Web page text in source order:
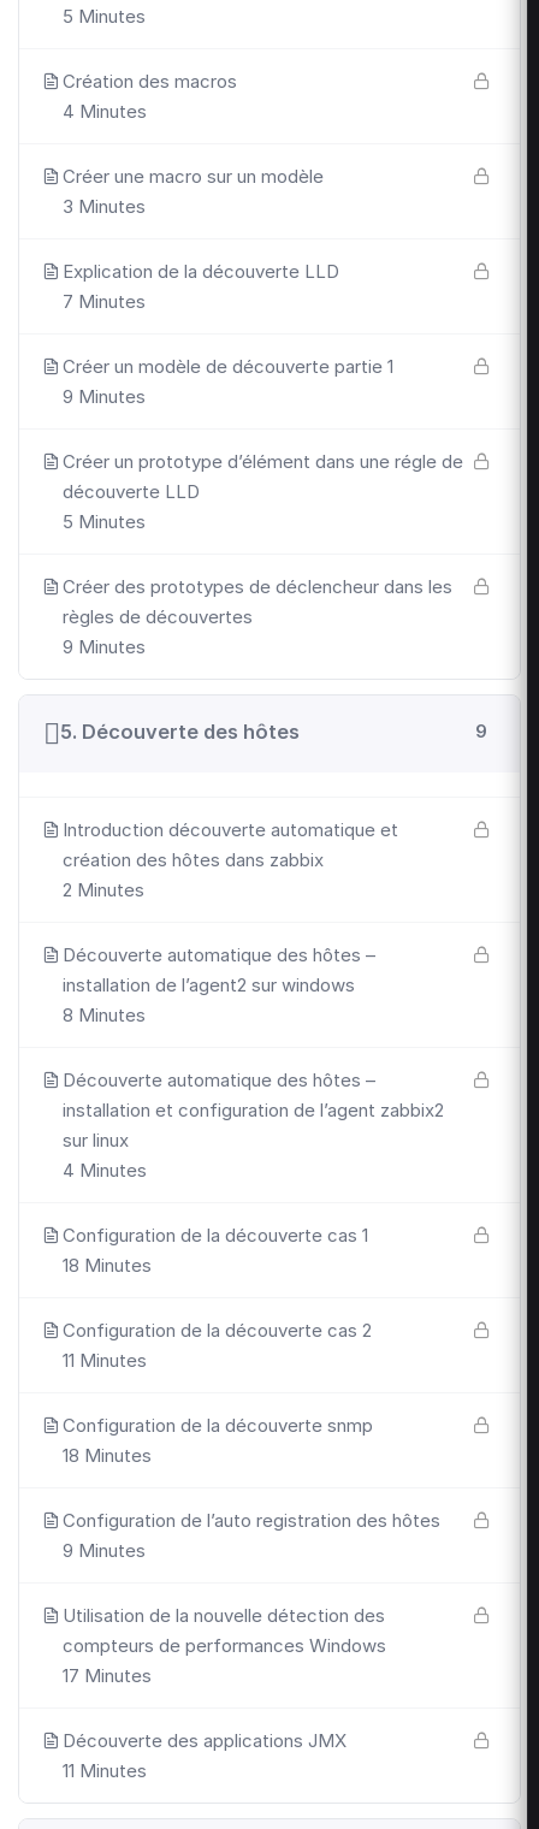
5 Minutes
Création des macros
4 Minutes
Créer une macro sur un modèle
3 Minutes
Explication de la découverte LLD
7 Minutes
Créer un modèle de découverte partie 1
9 Minutes
Créer un prototype d’élément dans une régle de
découverte LLD
5 Minutes
Créer des prototypes de déclencheur dans les
règles de découvertes
9 Minutes
5. Découverte des hôtes 9
Introduction découverte automatique et
création des hôtes dans zabbix
2 Minutes
Découverte automatique des hôtes –
installation de l’agent2 sur windows
8 Minutes
Découverte automatique des hôtes –
installation et configuration de l’agent zabbix2
sur linux
4 Minutes
Configuration de la découverte cas 1
18 Minutes
Configuration de la découverte cas 2
11 Minutes
Configuration de la découverte snmp
18 Minutes
Configuration de l’auto registration des hôtes
9 Minutes
Utilisation de la nouvelle détection des
compteurs de performances Windows
17 Minutes
Découverte des applications JMX
11 Minutes